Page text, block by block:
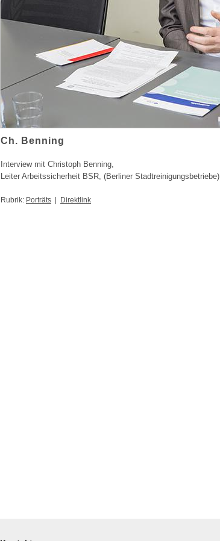
Ch. Benning
Interview mit Christoph Benning,
Leiter Arbeitssicherheit BSR, (Berliner Stadtreinigungsbetriebe)
Rubrik: Porträts Direktlink